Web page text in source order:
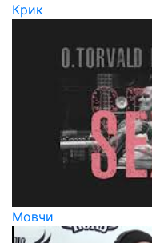
Крик
Мовчи